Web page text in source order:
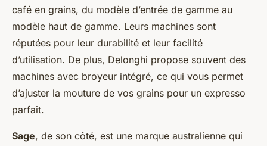
café en grains, du modèle d’entrée de gamme au
modèle haut de gamme. Leurs machines sont
réputées pour leur durabilité et leur facilité
d’utilisation. De plus, Delonghi propose souvent des
machines avec broyeur intégré, ce qui vous permet
d’ajuster la mouture de vos grains pour un expresso
parfait.
Sage, de son côté, est une marque australienne qui